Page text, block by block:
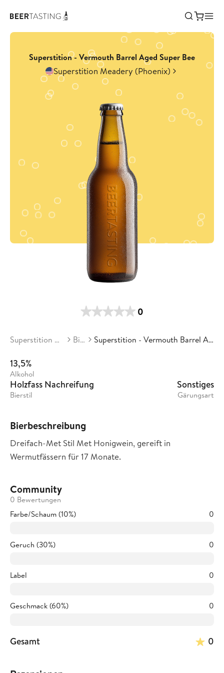
Superstition - Vermouth Barrel Aged Super Bee
Superstition Meadery (Phoenix)
0
Superstition Meadery Biere Superstition - Vermouth Barrel Aged Super Bee
13,5%
Alkohol
Holzfass Nachreifung
Bierstil
Sonstiges
Gärungsart
Bierbeschreibung
Dreifach-Met Stil Met Honigwein, gereift in
Wermutfässern für 17 Monate.
Community
0 Bewertungen
Farbe/Schaum (10%)
0
Geruch (30%) 0
Label 0
Geschmack (60%) 0
Gesamt 0